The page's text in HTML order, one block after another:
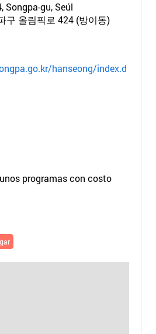
Songpa-gu, Seúl
구 올림픽로 424 (방이동)
hanseong/index.d
programas con costo